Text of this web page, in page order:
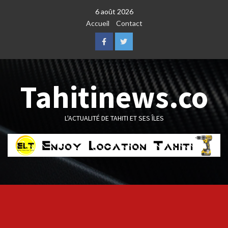
6 août 2026
Accueil
Contact
FacebookTwitter
Tahitinews.co
L'ACTUALITÉ DE TAHITI ET SES ÎLES